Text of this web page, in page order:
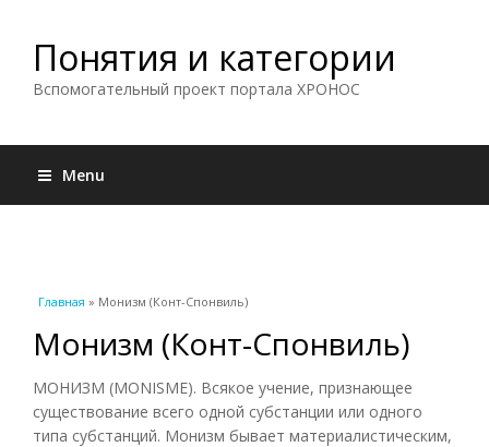
Понятия и категории
Вспомогательный проект портала ХРОНОС
Menu
Вы здесь
Главная » Монизм (Конт-Спонвиль)
Монизм (Конт-Спонвиль)
МОНИЗМ (MONISME). Всякое учение, признающее
существование всего одной субстанции или одного
типа субстанций. Монизм бывает материалистическим,